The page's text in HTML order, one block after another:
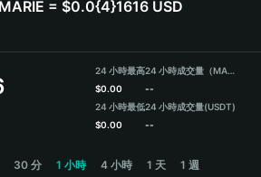
= $0.0{4}1616 USD
24 小時最高
$0.00
24 小時最低
$0.00
24 小時成交量（MARIE）
--
24 小時成交量(USDT)
--
30 分 1 小時 4 小時 1 天 1 週